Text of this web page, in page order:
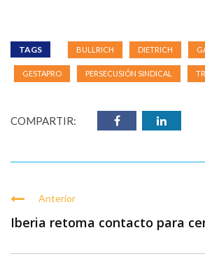
TAGS BULLRICH DIETRICH
GESTAPRO PERSECUSIÓN SINDICAL
COMPARTIR:
Anterior
Iberia retoma contacto para